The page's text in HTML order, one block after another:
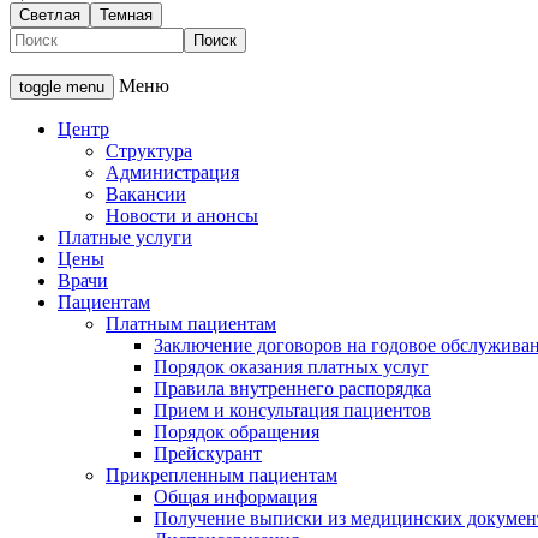
Светлая Темная
toggle menu Меню
Центр
Структура
Администрация
Вакансии
Новости и анонсы
Платные услуги
Цены
Врачи
Пациентам
Платным пациентам
Заключение договоров на годовое
Порядок оказания платных услуг
Правила внутреннего распорядка
Прием и консультация пациентов
Порядок обращения
Прейскурант
Прикрепленным пациентам
Общая информация
Получение выписки из медицинских